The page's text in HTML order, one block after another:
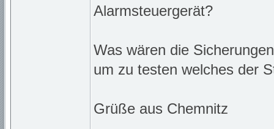
Alarmsteuergerät?
Was wären die
um zu testen welches der
Grüße aus Chemnitz